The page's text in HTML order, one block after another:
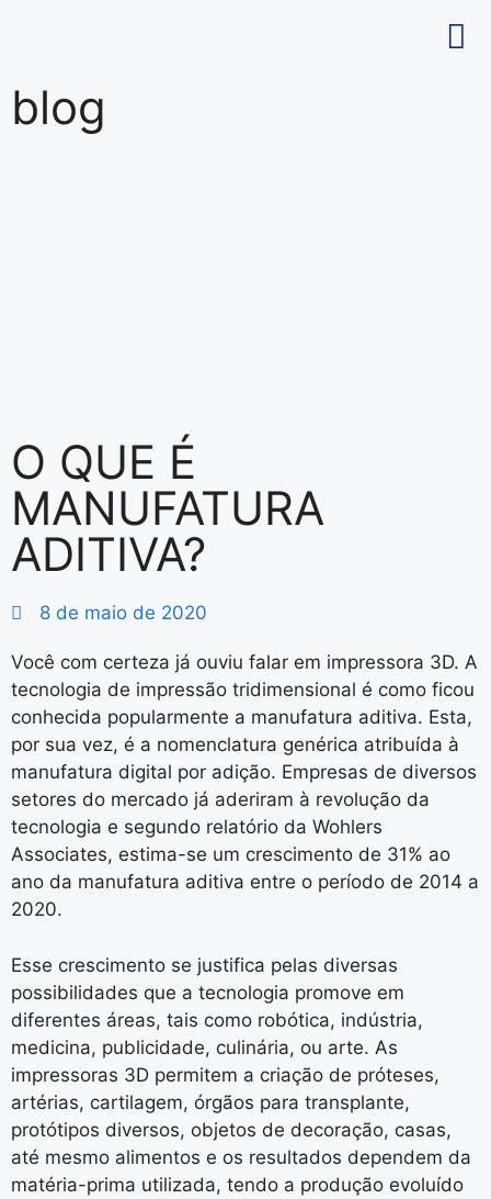
blog
O QUE É
MANUFATURA
ADITIVA?
8 de maio de 2020
Você com certeza já ouviu falar em impressora 3D. A
tecnologia de impressão tridimensional é como ficou
conhecida popularmente a manufatura aditiva. Esta,
por sua vez, é a nomenclatura genérica atribuída à
manufatura digital por adição. Empresas de diversos
setores do mercado já aderiram à revolução da
tecnologia e segundo relatório da Wohlers
Associates, estima-se um crescimento de 31% ao
ano da manufatura aditiva entre o período de 2014 a
2020.
Esse crescimento se justifica pelas diversas
possibilidades que a tecnologia promove em
diferentes áreas, tais como robótica, indústria,
medicina, publicidade, culinária, ou arte. As
impressoras 3D permitem a criação de próteses,
artérias, cartilagem, órgãos para transplante,
protótipos diversos, objetos de decoração, casas,
até mesmo alimentos e os resultados dependem da
matéria-prima utilizada, tendo a produção evoluído